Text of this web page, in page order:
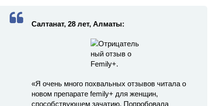
Салтанат, 28 лет, Алматы:
«Я очень много похвальных отзывов читала о
новом препарате femily+ для женщин,
способствующем зачатию. Попробовала